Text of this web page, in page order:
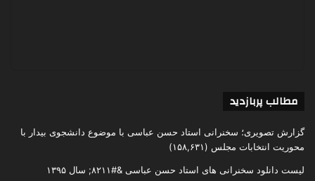
مطالب پربازدید
گزارش تصویری؛ سخنرانی استاد حسن عباسی با موضوع دانشجوی بیدار با
محوریت انتخابات مجلس (۱۵۸,۶۳۱)
لیست دانلود سخنرانی های استاد حسن عباسی &#۸۲۱۱; سال ۱۳۹۵